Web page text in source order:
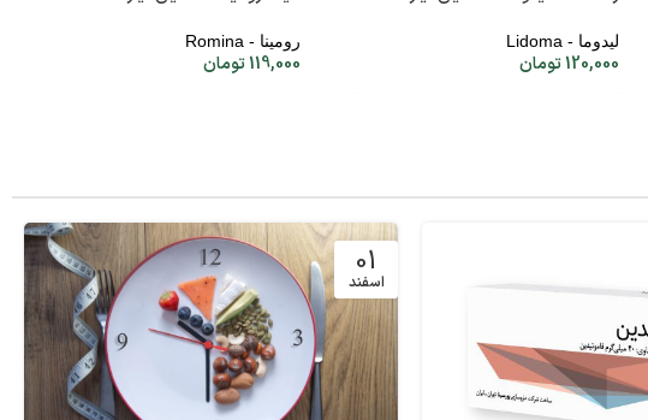
لیدوما - Lidoma
120,000تومان
رومینا - Romina
119,000تومان
01
اسفند